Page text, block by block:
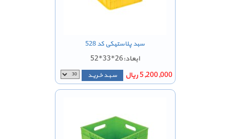
سبد پلاستیکی کد 528
ابعاد:26*33*52
5,200,000 ریال
سـبـد خـریـد